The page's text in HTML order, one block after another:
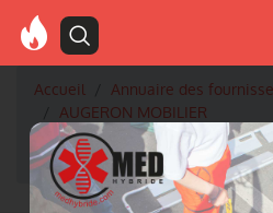
Accueil Annuaire des
AUGERON MOBILIER
Augeron sera présent au
!